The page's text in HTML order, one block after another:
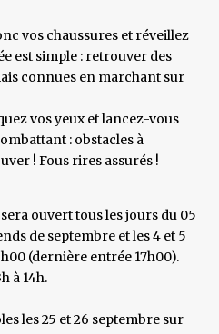
vos chaussures et réveillez
est simple : retrouver des
connues en marchant sur
vos yeux et lancez-vous
: obstacles à
! Fous rires assurés !
ouvert tous les jours du 05
de septembre et les 4 et 5
(dernière entrée 17h00).
à 14h.
les 25 et 26 septembre sur